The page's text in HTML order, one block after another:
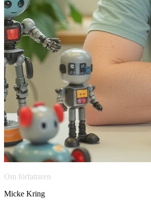
Om författaren
Micke Kring